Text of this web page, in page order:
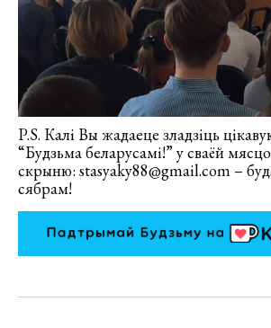
P.S. Калі Вы жадаеце зладзіць
“Будзьма беларусамі!” у сваёй
скрыню: stasyaky88@gmail.com –
сябрам!